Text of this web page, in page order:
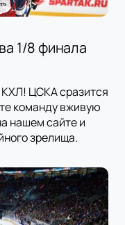
1/8 финала
ЦСКА сразится
команду вживую
нашем сайте и
зрелища.